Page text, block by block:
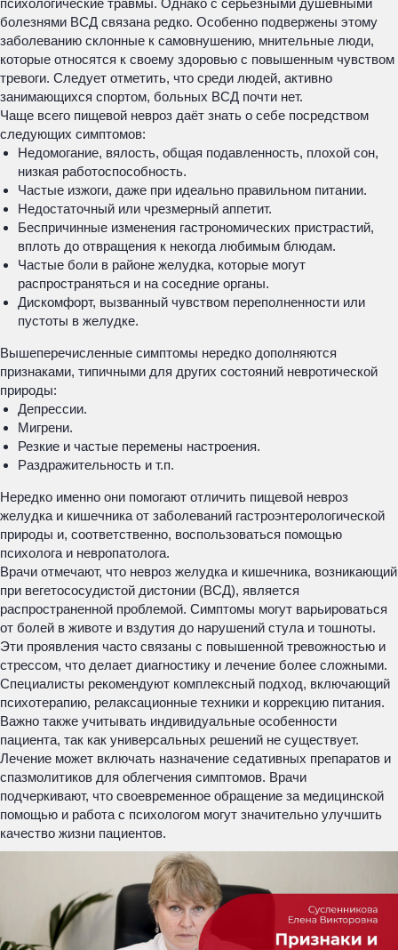
психологические травмы. Однако с серьёзными душевными
болезнями ВСД связана редко. Особенно подвержены этому
заболеванию склонные к самовнушению, мнительные люди,
которые относятся к своему здоровью с повышенным чувством
тревоги. Следует отметить, что среди людей, активно
занимающихся спортом, больных ВСД почти нет.
Чаще всего пищевой невроз даёт знать о себе посредством
следующих симптомов:
Недомогание, вялость, общая подавленность, плохой сон,
низкая работоспособность.
Частые изжоги, даже при идеально правильном питании.
Недостаточный или чрезмерный аппетит.
Беспричинные изменения гастрономических пристрастий,
вплоть до отвращения к некогда любимым блюдам.
Частые боли в районе желудка, которые могут
распространяться и на соседние органы.
Дискомфорт, вызванный чувством переполненности или
пустоты в желудке.
Вышеперечисленные симптомы нередко дополняются
признаками, типичными для других состояний невротической
природы:
Депрессии.
Мигрени.
Резкие и частые перемены настроения.
Раздражительность и т.п.
Нередко именно они помогают отличить пищевой невроз
желудка и кишечника от заболеваний гастроэнтерологической
природы и, соответственно, воспользоваться помощью
психолога и невропатолога.
Врачи отмечают, что невроз желудка и кишечника, возникающий
при вегетососудистой дистонии (ВСД), является
распространенной проблемой. Симптомы могут варьироваться
от болей в животе и вздутия до нарушений стула и тошноты.
Эти проявления часто связаны с повышенной тревожностью и
стрессом, что делает диагностику и лечение более сложными.
Специалисты рекомендуют комплексный подход, включающий
психотерапию, релаксационные техники и коррекцию питания.
Важно также учитывать индивидуальные особенности
пациента, так как универсальных решений не существует.
Лечение может включать назначение седативных препаратов и
спазмолитиков для облегчения симптомов. Врачи
подчеркивают, что своевременное обращение за медицинской
помощью и работа с психологом могут значительно улучшить
качество жизни пациентов.